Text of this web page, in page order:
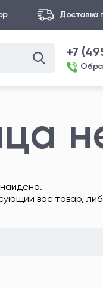
Доставка
+7
вас товар,